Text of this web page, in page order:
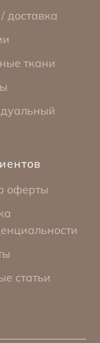
доставка
ткани
оферты
статьи